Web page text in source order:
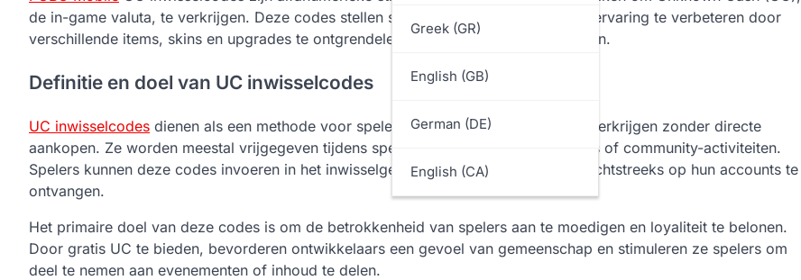
Greek (GR)
English (GB)
German (DE)
English (CA)
de in-game valuta, te verkrijgen. Deze codes stellen spelers in staat om hun game-ervaring te verbeteren door
verschillende items, skins en upgrades te ontgrendelen zonder echt geld uit te geven.
Definitie en doel van UC inwisselcodes
UC inwisselcodes dienen als een methode voor spelers om UC in PUBG Mobile te verkrijgen zonder directe
aankopen. Ze worden meestal vrijgegeven tijdens speciale evenementen, promoties of community-activiteiten.
Spelers kunnen deze codes invoeren in het inwisselgedeelte van het spel om UC rechtstreeks op hun accounts te
ontvangen.
Het primaire doel van deze codes is om de betrokkenheid van spelers aan te moedigen en loyaliteit te belonen.
Door gratis UC te bieden, bevorderen ontwikkelaars een gevoel van gemeenschap en stimuleren ze spelers om
deel te nemen aan evenementen of inhoud te delen.